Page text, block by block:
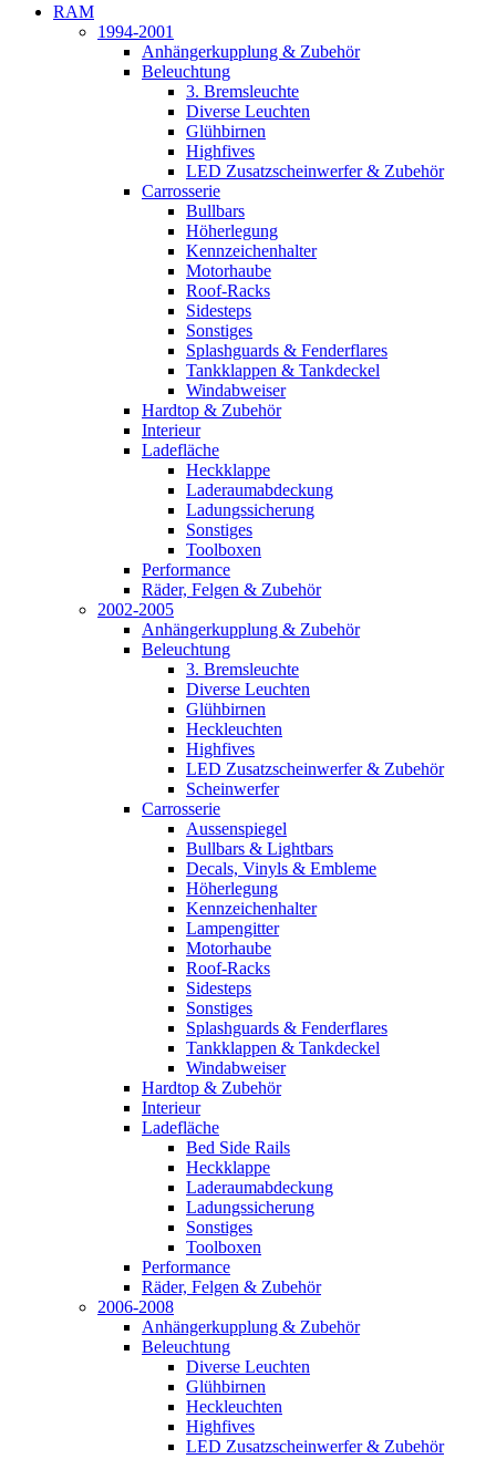
RAM
1994-2001
Anhängerkupplung & Zubehör
Beleuchtung
3. Bremsleuchte
Diverse Leuchten
Glühbirnen
Highfives
LED Zusatzscheinwerfer & Zubehör
Carrosserie
Bullbars
Höherlegung
Kennzeichenhalter
Motorhaube
Roof-Racks
Sidesteps
Sonstiges
Splashguards & Fenderflares
Tankklappen & Tankdeckel
Windabweiser
Hardtop & Zubehör
Interieur
Ladefläche
Heckklappe
Laderaumabdeckung
Ladungssicherung
Sonstiges
Toolboxen
Performance
Räder, Felgen & Zubehör
2002-2005
Anhängerkupplung & Zubehör
Beleuchtung
3. Bremsleuchte
Diverse Leuchten
Glühbirnen
Heckleuchten
Highfives
LED Zusatzscheinwerfer & Zubehör
Scheinwerfer
Carrosserie
Aussenspiegel
Bullbars & Lightbars
Decals, Vinyls & Embleme
Höherlegung
Kennzeichenhalter
Lampengitter
Motorhaube
Roof-Racks
Sidesteps
Sonstiges
Splashguards & Fenderflares
Tankklappen & Tankdeckel
Windabweiser
Hardtop & Zubehör
Interieur
Ladefläche
Bed Side Rails
Heckklappe
Laderaumabdeckung
Ladungssicherung
Sonstiges
Toolboxen
Performance
Räder, Felgen & Zubehör
2006-2008
Anhängerkupplung & Zubehör
Beleuchtung
Diverse Leuchten
Glühbirnen
Heckleuchten
Highfives
LED Zusatzscheinwerfer & Zubehör